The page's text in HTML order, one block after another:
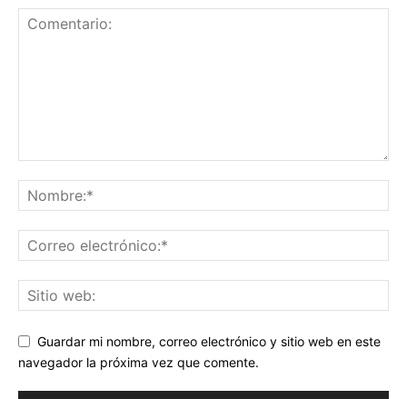
Guardar mi nombre, correo electrónico y sitio web en este
navegador la próxima vez que comente.